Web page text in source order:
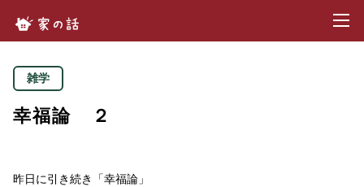
雑学
幸福論 ２
昨日に引き続き「幸福論」